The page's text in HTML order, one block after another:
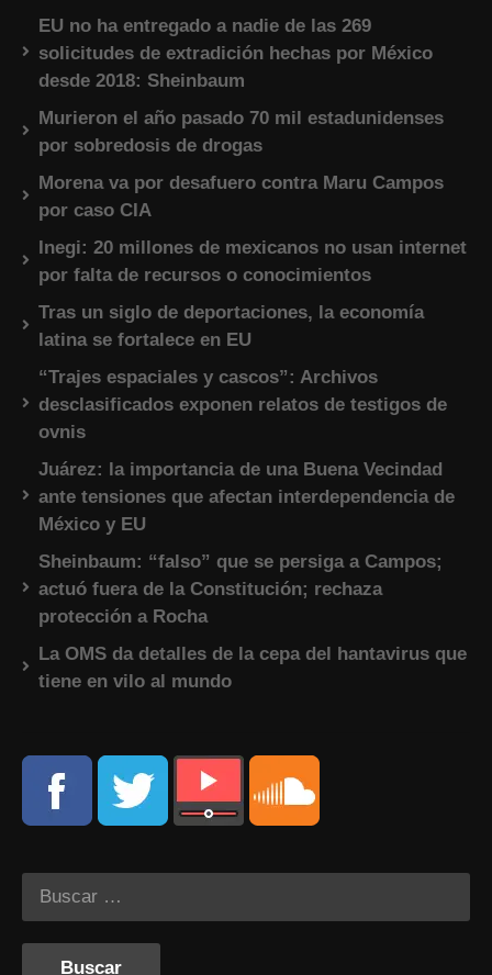
EU no ha entregado a nadie de las 269
solicitudes de extradición hechas por México
desde 2018: Sheinbaum
Murieron el año pasado 70 mil estadunidenses
por sobredosis de drogas
Morena va por desafuero contra Maru Campos
por caso CIA
Inegi: 20 millones de mexicanos no usan internet
por falta de recursos o conocimientos
Tras un siglo de deportaciones, la economía
latina se fortalece en EU
“Trajes espaciales y cascos”: Archivos
desclasificados exponen relatos de testigos de
ovnis
Juárez: la importancia de una Buena Vecindad
ante tensiones que afectan interdependencia de
México y EU
Sheinbaum: “falso” que se persiga a Campos;
actuó fuera de la Constitución; rechaza
protección a Rocha
La OMS da detalles de la cepa del hantavirus que
tiene en vilo al mundo